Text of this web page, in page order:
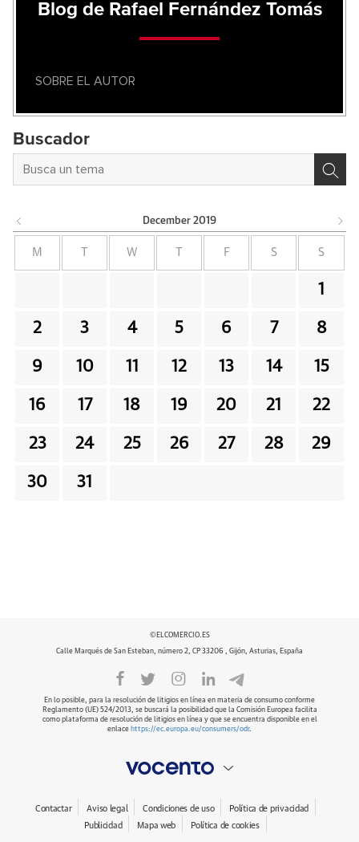
Blog de Rafael Fernández Tomás
SOBRE EL AUTOR
Buscador
December 2019
M W F S S
1
2 3 4 5 6 7 8
9 10 11 12 13 14 15
16 17 18 19 20 21 22
23 24 25 26 27 28 29
30 31
©ELCOMERCIO.ES
Calle Marqués de San Esteban, número 2, CP 33206 , Gijón, Asturias, España
En lo posible, para la resolución de litigios en línea en materia de consumo conforme
Reglamento (UE) 524/2013, se buscará la posibilidad que la Comisión Europea facilita
como plataforma de resolución de litigios en línea y que se encuentra disponible en el
enlace https://ec.europa.eu/consumers/odr.
Contactar Aviso legal Condiciones de uso
Política de privacidad
Publicidad
Mapa web Política de cookies